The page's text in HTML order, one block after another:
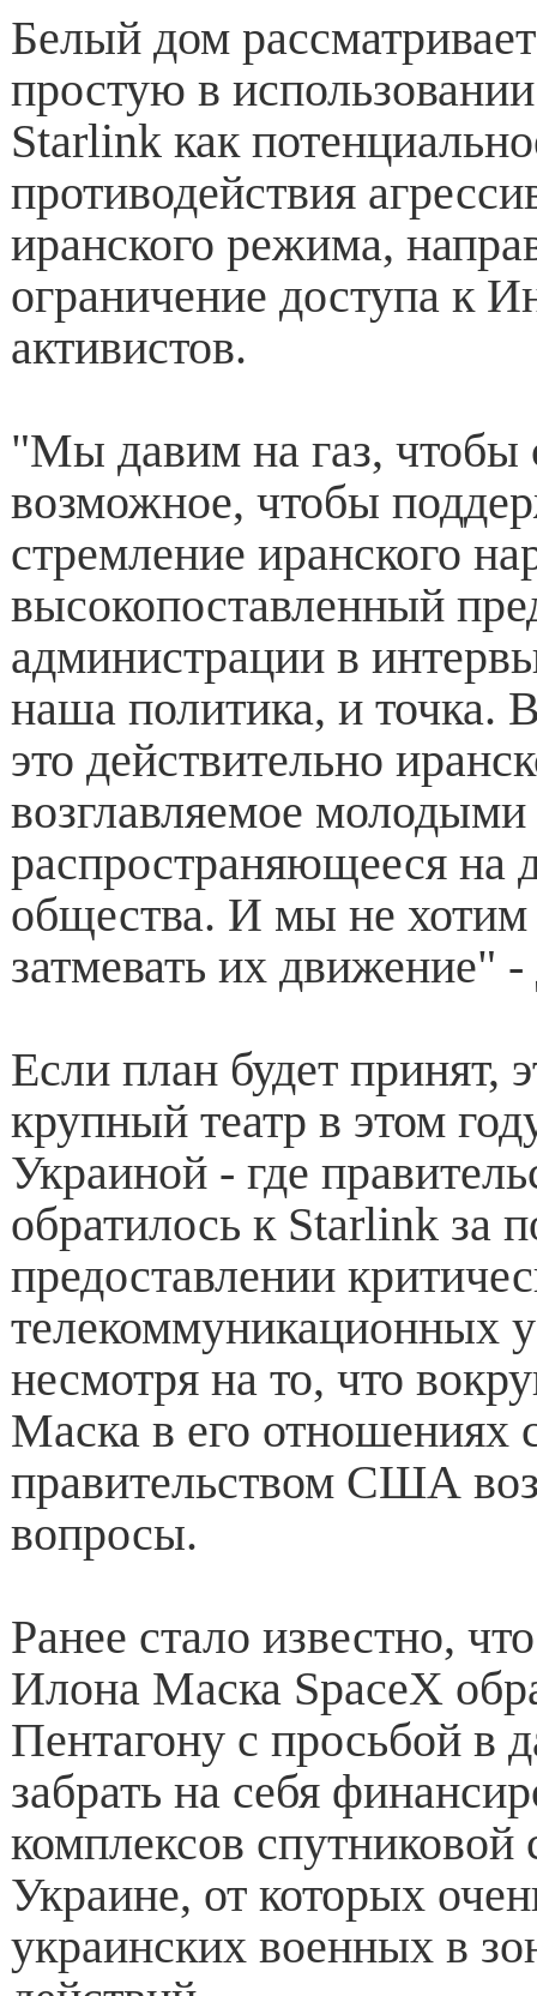
Белый дом
простую в
Starlink как
противодействия
иранского режима,
ограничение доступа к
активистов.
"Мы давим на газ, чтобы
возможное, чтобы
стремление иранского
высокопоставленный
администрации в
наша политика, и точка.
это действительно
возглавляемое
распространяющееся на
общества. И мы не
затмевать их движение"
Если план будет принят,
крупный театр в этом
Украиной - где
обратилось к Starlink за
предоставлении
телекоммуникационных
несмотря на то, что
Маска в его отношениях
правительством США
вопросы.
Ранее стало известно,
Илона Маска SpaceX
Пентагону с просьбой в
забрать на себя
комплексов спутниковой
Украине, от которых
украинских военных в